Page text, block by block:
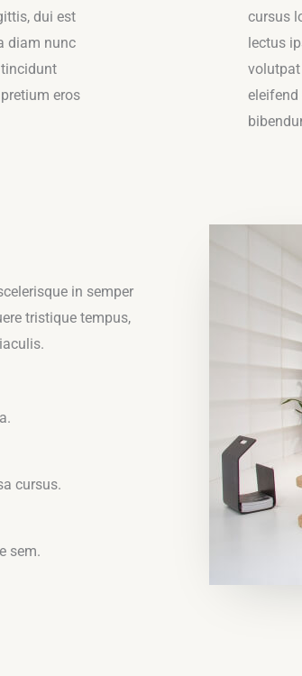
dui est
diam nunc
eros
cursus
lectus
volutpat
in semper
tristique tempus,
cursus.
sem.